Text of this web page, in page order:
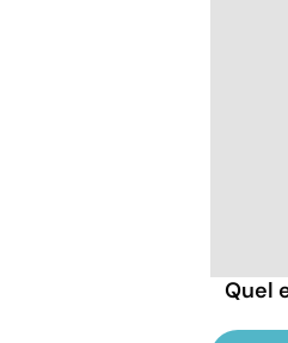
Quel